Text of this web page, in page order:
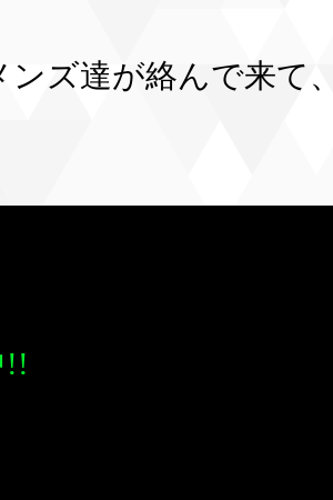
ズ達が絡んで来て
!!